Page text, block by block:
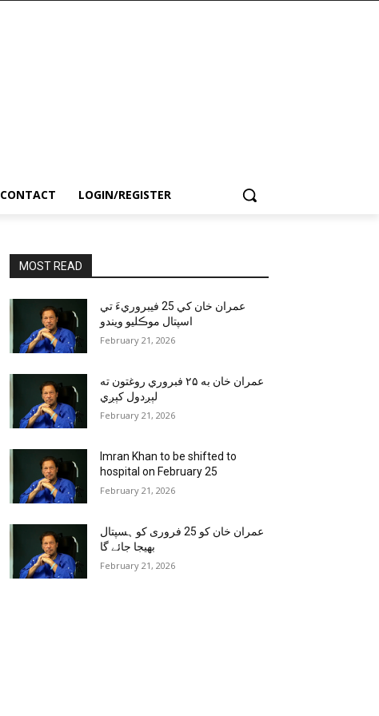
CONTACT LOGIN/REGISTER
MOST READ
عمران خان کي 25 فيبروريءَ تي
اسپتال موڪليو ويندو
February 21, 2026
عمران خان به ۲۵ فبروري روغتون ته
لېږدول کېږي
February 21, 2026
Imran Khan to be shifted to
hospital on February 25
February 21, 2026
عمران خان کو 25 فروری کو ہسپتال
بھیجا جائے گا
February 21, 2026